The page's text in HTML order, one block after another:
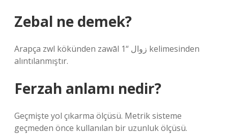
Zebal ne demek?
Arapça zwl kökünden zawāl زوال “1 kelimesinden
alıntılanmıştır.
Ferzah anlamı nedir?
Geçmişte yol çıkarma ölçüsü. Metrik sisteme
geçmeden önce kullanılan bir uzunluk ölçüsü.